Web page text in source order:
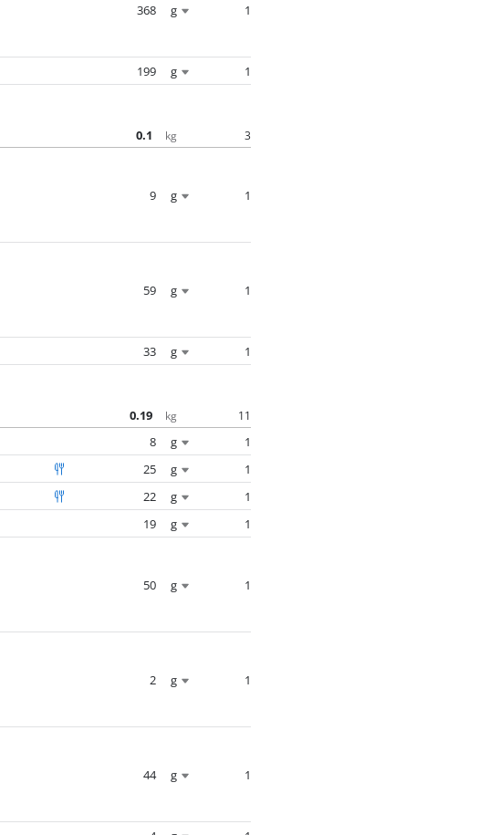
368 g 1
199 g 1
0.1 kg 3
9 g 1
59 g 1
33 g 1
0.19 kg 11
8 g
1
25 g
1
22 g
1
19 g 1
50 g 1
2 g 1
44 g 1